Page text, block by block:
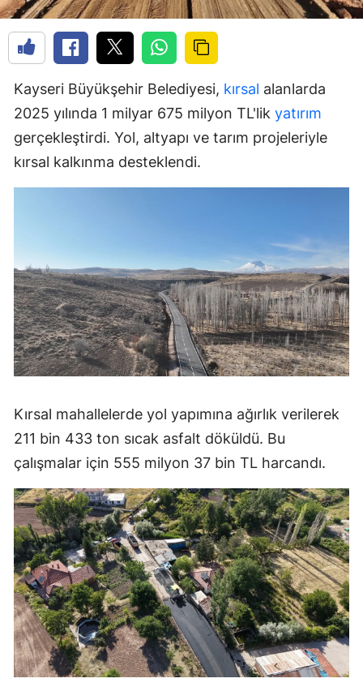
Kayseri Büyükşehir Belediyesi, kırsal alanlarda
2025 yılında 1 milyar 675 milyon TL'lik yatırım
gerçekleştirdi. Yol, altyapı ve tarım projeleriyle
kırsal kalkınma desteklendi.
Kırsal mahallelerde yol yapımına ağırlık verilerek
211 bin 433 ton sıcak asfalt döküldü. Bu
çalışmalar için 555 milyon 37 bin TL harcandı.